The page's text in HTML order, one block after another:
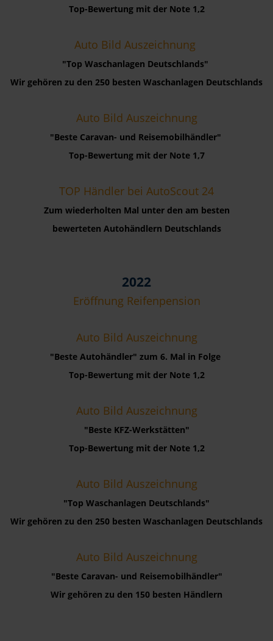
Top-Bewertung mit der Note 1,2
Auto Bild Auszeichnung
"Top Waschanlagen Deutschlands"
Wir gehören zu den 250 besten Waschanlagen Deutschlands
Auto Bild Auszeichnung
"Beste Caravan- und Reisemobilhändler"
Top-Bewertung mit der Note 1,7
TOP Händler bei AutoScout 24
Zum wiederholten Mal unter den am besten
bewerteten Autohändlern Deutschlands
2022
Eröffnung Reifenpension
Auto Bild Auszeichnung
"Beste Autohändler" zum 6. Mal in Folge
Top-Bewertung mit der Note 1,2
Auto Bild Auszeichnung
"Beste KFZ-Werkstätten"
Top-Bewertung mit der Note 1,2
Auto Bild Auszeichnung
"Top Waschanlagen Deutschlands"
Wir gehören zu den 250 besten Waschanlagen Deutschlands
Auto Bild Auszeichnung
"Beste Caravan- und Reisemobilhändler"
Wir gehören zu den 150 besten Händlern